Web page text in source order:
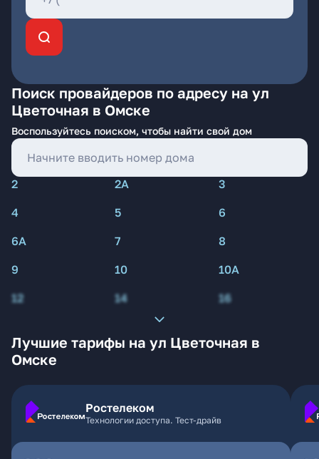
Поиск провайдеров по адресу на ул
Цветочная в Омске
Воспользуйтесь поиском, чтобы найти свой дом
2 2А
3
4
5
6
6А
7
8
9
10
10А
12
14 16
Лучшие тарифы на ул Цветочная в
Омске
Ростелеком
Технологии доступа. Тест-драйв